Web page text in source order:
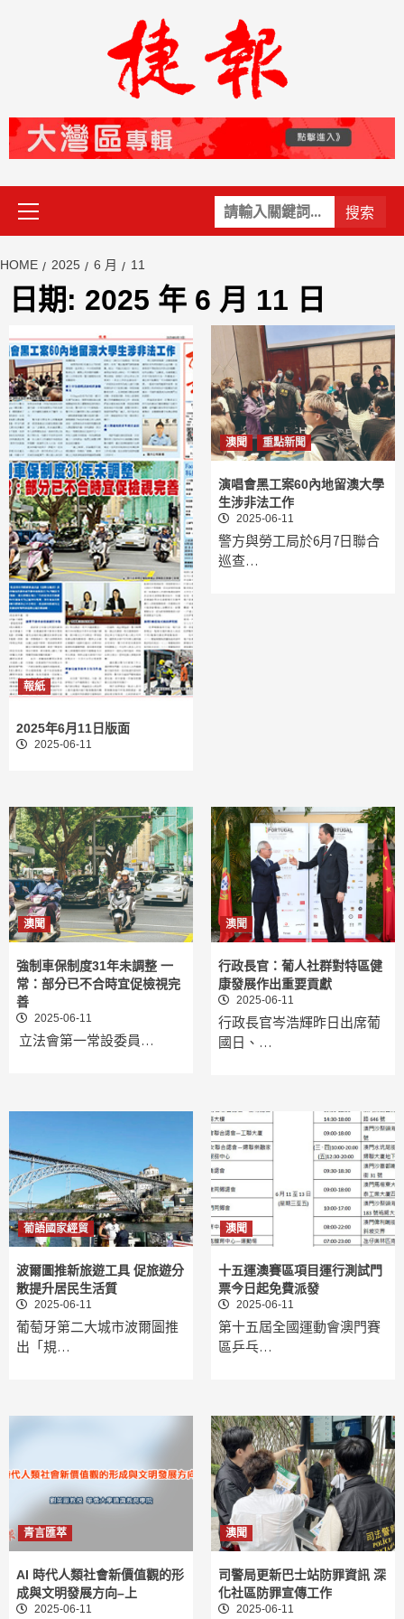
關
鍵
Primary
Menu
HOME 2025 6 月 11
日期: 2025 年 6 月 11 日
報紙
2025年6月11日版面
2025-06-11
澳聞 重點新聞
演唱會黑工案60內地留澳大學
生涉非法工作
2025-06-11
警方與勞工局於6月7日聯合
巡查…
澳聞
強制車保制度31年未調整 一
常：部分已不合時宜促檢視完
善
2025-06-11
立法會第一常設委員…
澳聞
行政長官：葡人社群對特區健
康發展作出重要貢獻
2025-06-11
行政長官岑浩輝昨日出席葡
國日、…
葡語國家經貿
波爾圖推新旅遊工具 促旅遊分
散提升居民生活質
2025-06-11
葡萄牙第二大城市波爾圖推
出「規…
澳聞
十五運澳賽區項目運行測試門
票今日起免費派發
2025-06-11
第十五屆全國運動會澳門賽
區乒乓…
青言匯萃
AI 時代人類社會新價值觀的形
成與文明發展方向–上
2025-06-11
澳聞
司警局更新巴士站防罪資訊 深
化社區防罪宣傳工作
2025-06-11